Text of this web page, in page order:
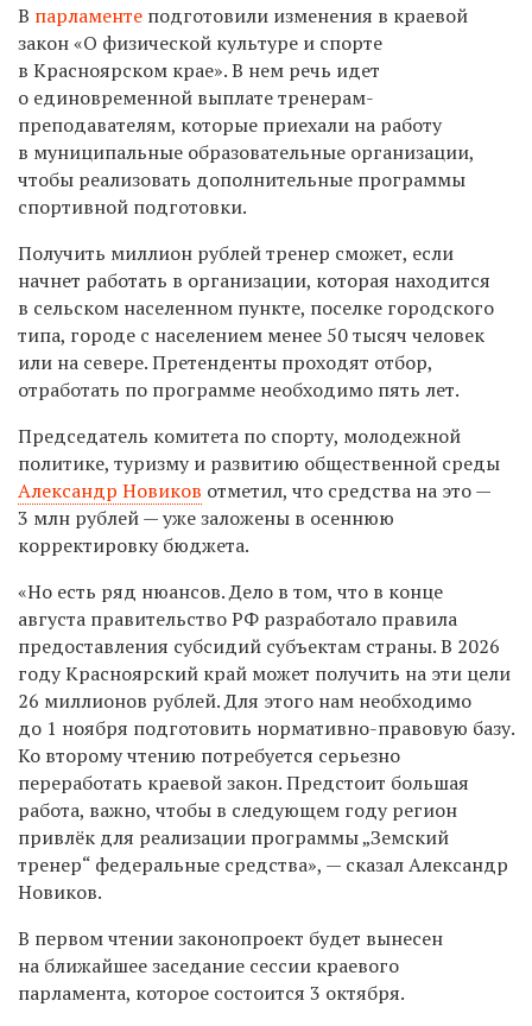
В парламенте подготовили изменения в краевой
закон «О физической культуре и спорте
в Красноярском крае». В нем речь идет
о единовременной выплате тренерам-
преподавателям, которые приехали на работу
в муниципальные образовательные организации,
чтобы реализовать дополнительные программы
спортивной подготовки.
Получить миллион рублей тренер сможет, если
начнет работать в организации, которая находится
в сельском населенном пункте, поселке городского
типа, городе с населением менее 50 тысяч человек
или на севере. Претенденты проходят отбор,
отработать по программе необходимо пять лет.
Председатель комитета по спорту, молодежной
политике, туризму и развитию общественной среды
Александр Новиков отметил, что средства на это —
3 млн рублей — уже заложены в осеннюю
корректировку бюджета.
«Но есть ряд нюансов. Дело в том, что в конце
августа правительство РФ разработало правила
предоставления субсидий субъектам страны. В 2026
году Красноярский край может получить на эти цели
26 миллионов рублей. Для этого нам необходимо
до 1 ноября подготовить нормативно-правовую базу.
Ко второму чтению потребуется серьезно
переработать краевой закон. Предстоит большая
работа, важно, чтобы в следующем году регион
привлёк для реализации программы „Земский
тренер“ федеральные средства», — сказал Александр
Новиков.
В первом чтении законопроект будет вынесен
на ближайшее заседание сессии краевого
парламента, которое состоится 3 октября.